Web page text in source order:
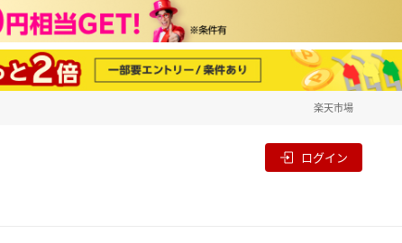
楽天市場
ログイン